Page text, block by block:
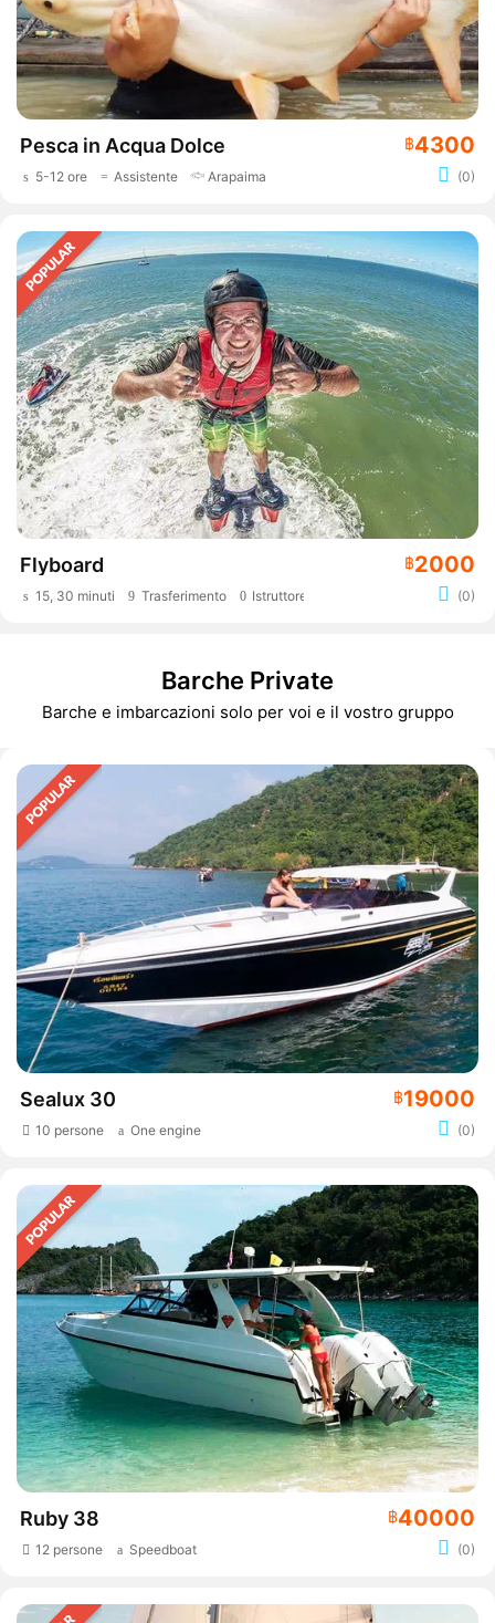
Pesca in Acqua Dolce ฿4300
5-12 ore Assistente Arapaima (0)
Flyboard ฿2000
15, 30 minuti Trasferimento Istruttore (0)
Barche Private
Barche e imbarcazioni solo per voi e il vostro gruppo
Sealux 30 ฿19000
10 persone One engine (0)
Ruby 38 ฿40000
12 persone Speedboat (0)